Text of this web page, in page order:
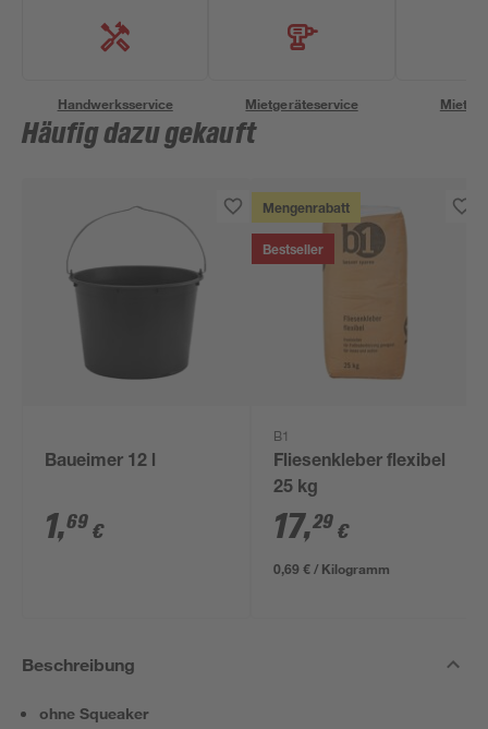
Handwerksservice Mietgeräteservice
Häufig dazu gekauft
Baueimer 12 l
1,69 €
Mengenrabatt
Bestseller
B1
Fliesenkleber flexibel
25 kg
17,29 €
0,69 € / Kilogramm
Beschreibung
ohne Squeaker